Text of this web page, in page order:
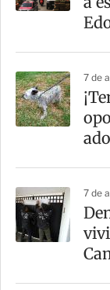
7 de
7 de